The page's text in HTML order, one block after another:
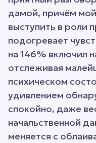
дамой, причём
выступить в роли
подогревает
на 146% включил
отслеживая
психическом
удивлением
спокойно, даже
начальственной
меняется с